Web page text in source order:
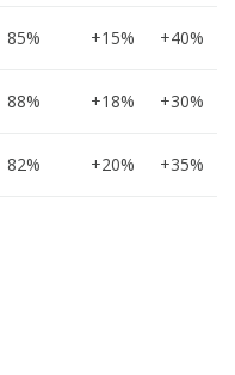
85% +15% +40%
88% +18% +30%
82% +20% +35%